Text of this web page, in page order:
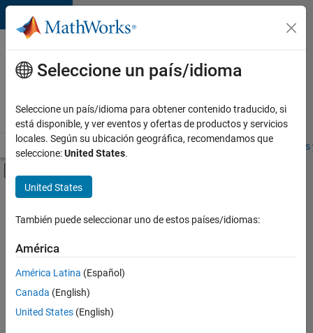
Saltar al contenido
Ofertas
de
empleo
MathWorks
Visión general Búsqueda de empleo Oficinas locales
Contenido principal
FILTRADO POR
Technical Writing
Product Marketing
Ordenar por
Seleccione un país/idioma
Seleccione un país/idioma para obtener contenido traducido, si
está disponible, y ver eventos y ofertas de productos y servicios
locales. Según su ubicación geográfica, recomendamos que
seleccione:United States.
United States
También puede seleccionar uno de estos países/idiomas:
América
América Latina (Español)
Canada (English)
United States (English)